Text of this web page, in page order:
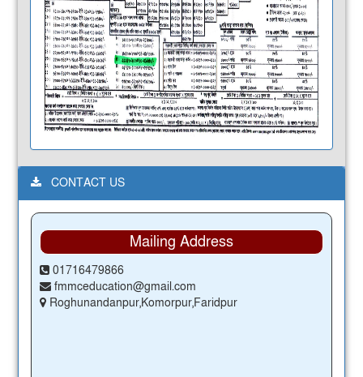
CONTACT US
Mailing Address
01716479866
fmmceducation@gmail.com
Roghunandanpur,Komorpur,Faridpur